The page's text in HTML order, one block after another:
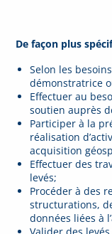
De façon plus
Selon les
démonstratrice
Effectuer au
soutien auprès
Participer à la
réalisation
acquisition
Effectuer des
levés;
Procéder à des
structurations,
données liées à